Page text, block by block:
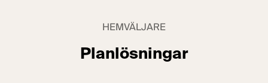
HEMVÄLJARE
Planlösningar